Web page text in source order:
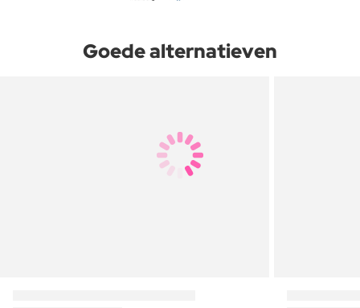
Goede alternatieven